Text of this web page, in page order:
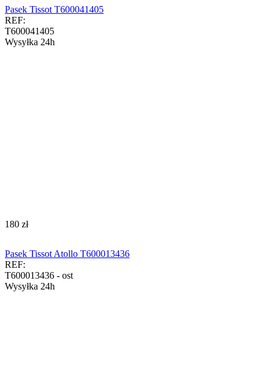
Pasek Tissot T600041405
REF:
T600041405
Wysyłka 24h
‍180‍ zł
Pasek Tissot Atollo T600013436
REF:
T600013436 - ost
Wysyłka 24h